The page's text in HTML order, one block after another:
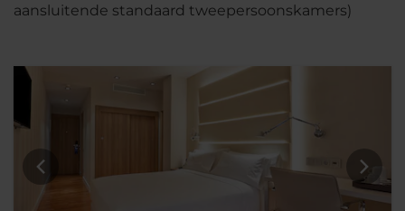
aansluitende standaard tweepersoonskamers)